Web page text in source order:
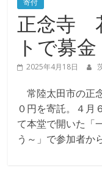
新
聞
文
化
福
寄付
正念寺
トで募金
2025年4月18日
常陸太田市の正
０円を寄託。４月
て本堂で開いた「
う～」で参加者か